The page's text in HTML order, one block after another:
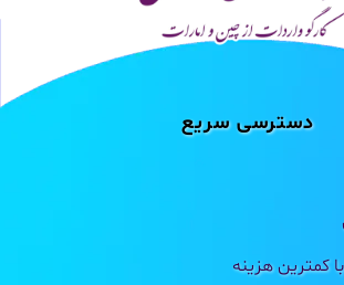
دسترسی سریع
کمترین هزینه